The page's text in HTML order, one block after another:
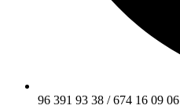
96 391 93 38 / 674 16 09 06